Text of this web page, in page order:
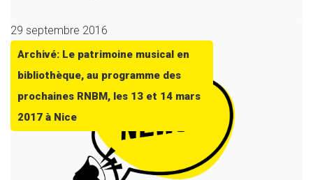
29 septembre 2016
Archivé: Le patrimoine musical en
bibliothèque, au programme des
prochaines RNBM, les 13 et 14 mars
2017 à Nice